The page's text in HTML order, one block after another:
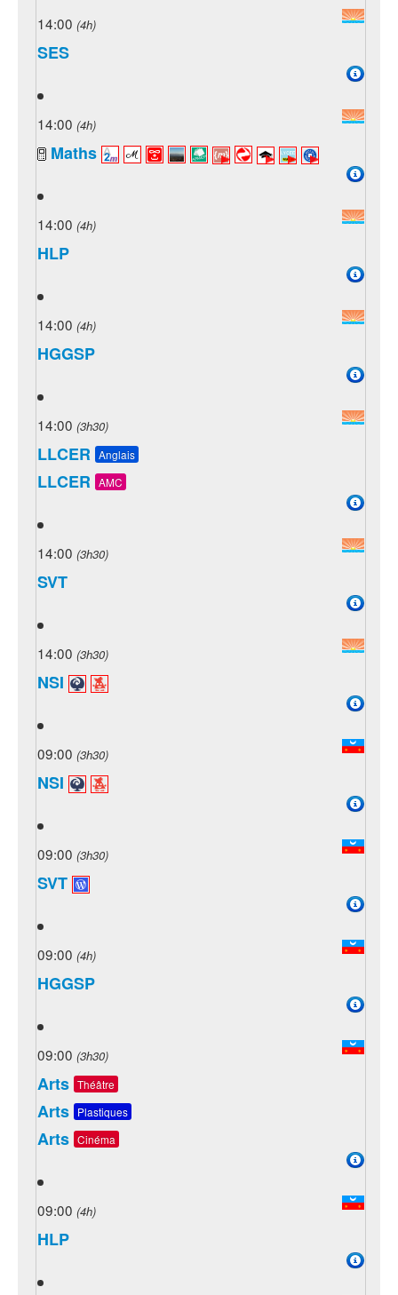
14:00 (4h)
SES
14:00 (4h)
Maths
14:00 (4h)
HLP
14:00 (4h)
HGGSP
14:00 (3h30)
LLCER Anglais
LLCER AMC
14:00 (3h30)
SVT
14:00 (3h30)
NSI
09:00 (3h30)
NSI
09:00 (3h30)
SVT
09:00 (4h)
HGGSP
09:00 (3h30)
Arts Théâtre
Arts Plastiques
Arts Cinéma
09:00 (4h)
HLP